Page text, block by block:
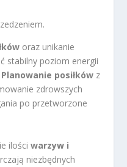
oraz unikanie
stabilny poziom energii
Planowanie posiłków z
zdrowszych
po przetworzone
ilościwarzyw i
niezbędnych